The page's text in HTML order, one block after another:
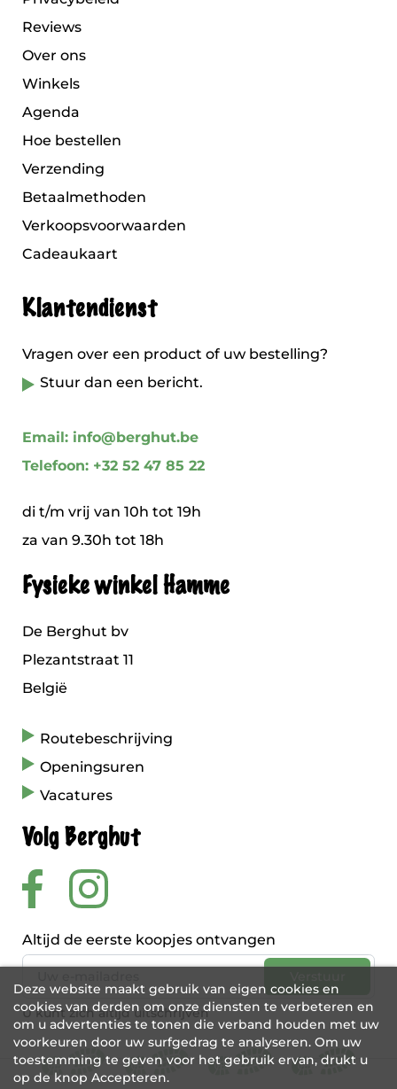
Reviews
Over ons
Winkels
Agenda
Hoe bestellen
Verzending
Betaalmethoden
Verkoopsvoorwaarden
Cadeaukaart
Klantendienst
Vragen over een product of uw bestelling?
Stuur dan een bericht.
Email: info@berghut.be
Telefoon: +32 52 47 85 22
di t/m vrij van 10h tot 19h
za van 9.30h tot 18h
Fysieke winkel Hamme
De Berghut bv
Plezantstraat 11
België
Routebeschrijving
Openingsuren
Vacatures
Volg Berghut
Altijd de eerste koopjes ontvangen
U kunt zich altijd uitschrijven
Deze website maakt gebruik van eigen cookies en
cookies van derden om onze diensten te verbeteren en
om u advertenties te tonen die verband houden met uw
voorkeuren door uw surfgedrag te analyseren. Om uw
toestemming te geven voor het gebruik ervan, drukt u
op de knop Accepteren.